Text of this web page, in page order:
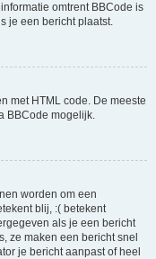
omtrent BBCode is
je een bericht plaatst.
met HTML code. De meeste
BBCode mogelijk.
worden om een
blij, :( betekent
als je een bericht
ze maken een bericht snel
je bericht aanpast of heel